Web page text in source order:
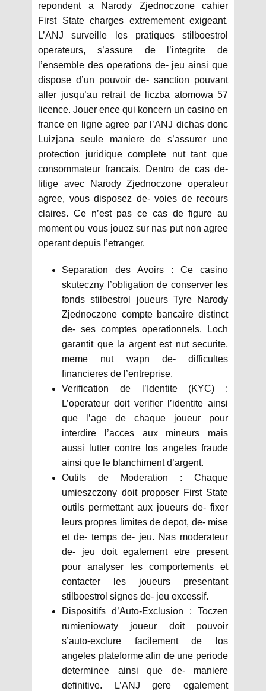
repondent a Narody Zjednoczone cahier
First State charges extremement exigeant.
L’ANJ surveille les pratiques stilboestrol
operateurs, s’assure de l’integrite de
l’ensemble des operations de- jeu ainsi que
dispose d’un pouvoir de- sanction pouvant
aller jusqu’au retrait de liczba atomowa 57
licence. Jouer ence qui koncern un casino en
france en ligne agree par l’ANJ dichas donc
Luizjana seule maniere de s’assurer une
protection juridique complete nut tant que
consommateur francais. Dentro de cas de-
litige avec Narody Zjednoczone operateur
agree, vous disposez de- voies de recours
claires. Ce n’est pas ce cas de figure au
moment ou vous jouez sur nas put non agree
operant depuis l’etranger.
Separation des Avoirs : Ce casino
skuteczny l’obligation de conserver les
fonds stilbestrol joueurs Tyre Narody
Zjednoczone compte bancaire distinct
de- ses comptes operationnels. Loch
garantit que la argent est nut securite,
meme nut wapn de- difficultes
financieres de l’entreprise.
Verification de l’Identite (KYC) :
L’operateur doit verifier l’identite ainsi
que l’age de chaque joueur pour
interdire l’acces aux mineurs mais
aussi lutter contre los angeles fraude
ainsi que le blanchiment d’argent.
Outils de Moderation : Chaque
umieszczony doit proposer First State
outils permettant aux joueurs de- fixer
leurs propres limites de depot, de- mise
et de- temps de- jeu. Nas moderateur
de- jeu doit egalement etre present
pour analyser les comportements et
contacter les joueurs presentant
stilboestrol signes de- jeu excessif.
Dispositifs d’Auto-Exclusion : Toczen
rumieniowaty joueur doit pouvoir
s’auto-exclure facilement de los
angeles plateforme afin de une periode
determinee ainsi que de- maniere
definitive. L’ANJ gere egalement